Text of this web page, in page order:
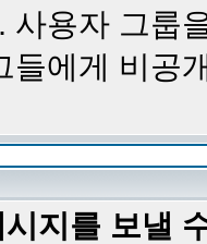
사용자 그룹
들에게 비공
지를 보낼